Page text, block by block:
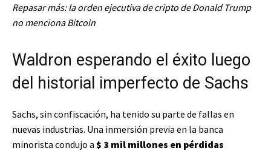
Repasar más: la orden ejecutiva de cripto de Donald Trump
no menciona Bitcoin
Waldron esperando el éxito luego
del historial imperfecto de Sachs
Sachs, sin confiscación, ha tenido su parte de fallas en
nuevas industrias. Una inmersión previa en la banca
minorista condujo a $ 3 mil millones en pérdidas